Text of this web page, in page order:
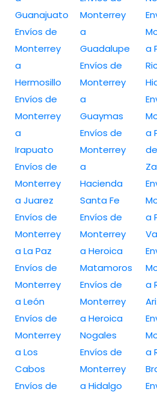
Guanajuato
Envíos de
Monterrey
a
Hermosillo
Envíos de
Monterrey
a
Irapuato
Envíos de
Monterrey
a Juarez
Envíos de
Monterrey
a La Paz
Envíos de
Monterrey
a León
Envíos de
Monterrey
a Los
Cabos
Envíos de
Monterrey
a
Guadalupe
Envíos de
Monterrey
a
Guaymas
Envíos de
Monterrey
a
Hacienda
Santa Fe
Envíos de
Monterrey
a Heroica
Matamoros
Envíos de
Monterrey
a Heroica
Nogales
Envíos de
Monterrey
a Hidalgo
a
a
de
a
a
a